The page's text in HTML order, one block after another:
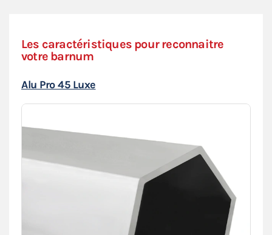
Les caractéristiques pour reconnaitre
votre barnum
Alu Pro 45 Luxe